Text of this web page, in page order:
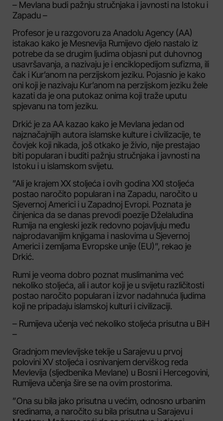
– Mevlana budi pažnju stručnjaka i javnosti na Istoku i
Zapadu –
Profesor je u razgovoru za Anadolu Agency (AA)
istakao kako je Mesnevija Rumijevo djelo nastalo iz
potrebe da se drugim ljudima objasni put duhovnog
usavršavanja, a nazivaju je i enciklopedijom sufizma, ili
čak i Kur’anom na perzijskom jeziku. Pojasnio je kako
oni koji je nazivaju Kur’anom na perzijskom jeziku žele
kazati da je ona putokaz onima koji traže uputu
spjevanu na tom jeziku.
Drkić je za AA kazao kako je Mevlana jedan od
najznačajnijih autora islamske kulture i civilizacije, te
čovjek koji nikada, još otkako je živio, nije prestajao
biti popularan i buditi pažnju stručnjaka i javnosti na
Istoku i u islamskom svijetu.
”Ali je krajem XX stoljeća i ovih godina XXI stoljeća
postao naročito popularan i na Zapadu, naročito u
Sjevernoj Americi i u Zapadnoj Evropi. Poznata je
činjenica da se danas prevodi poezije Dželaludina
Rumija na engleski jezik redovno pojavljuju među
najprodavanijim knjigama i naslovima u Sjevernoj
Americi i zemljama Evropske unije (EU)”, rekao je
Drkić.
Rumi je veoma dobro poznat muslimanima već
nekoliko stoljeća, ali i autor koji je u svijetu različitosti
postao naročito popularan i izvor nadahnuća ljudima
koji ne pripadaju islamskoj kulturi i civilizaciji.
– Rumijeva učenja već nekoliko stoljeća prisutna u BiH
–
Gradnjom mevlevijske tekije u Sarajevu u prvoj
polovini XV stoljeća i osnivanjem derviškog reda
Mevlevija (sljedbenika Mevlane) u Bosni i Hercegovini,
Rumijeva učenja šire se na ovim prostorima.
”Ona su bila jako prisutna u većim, odnosno urbanim
sredinama, a naročito su bila prisutna u Sarajevu i